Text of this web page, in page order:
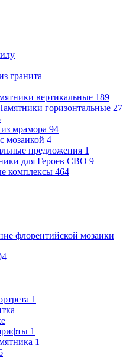
гранита
вертикальные 189
горизонтальные 27
мрамора 94
мозаикой 4
предложения 1
для Героев СВО 9
комплексы 464
флорентийской мозаики
1
1
1